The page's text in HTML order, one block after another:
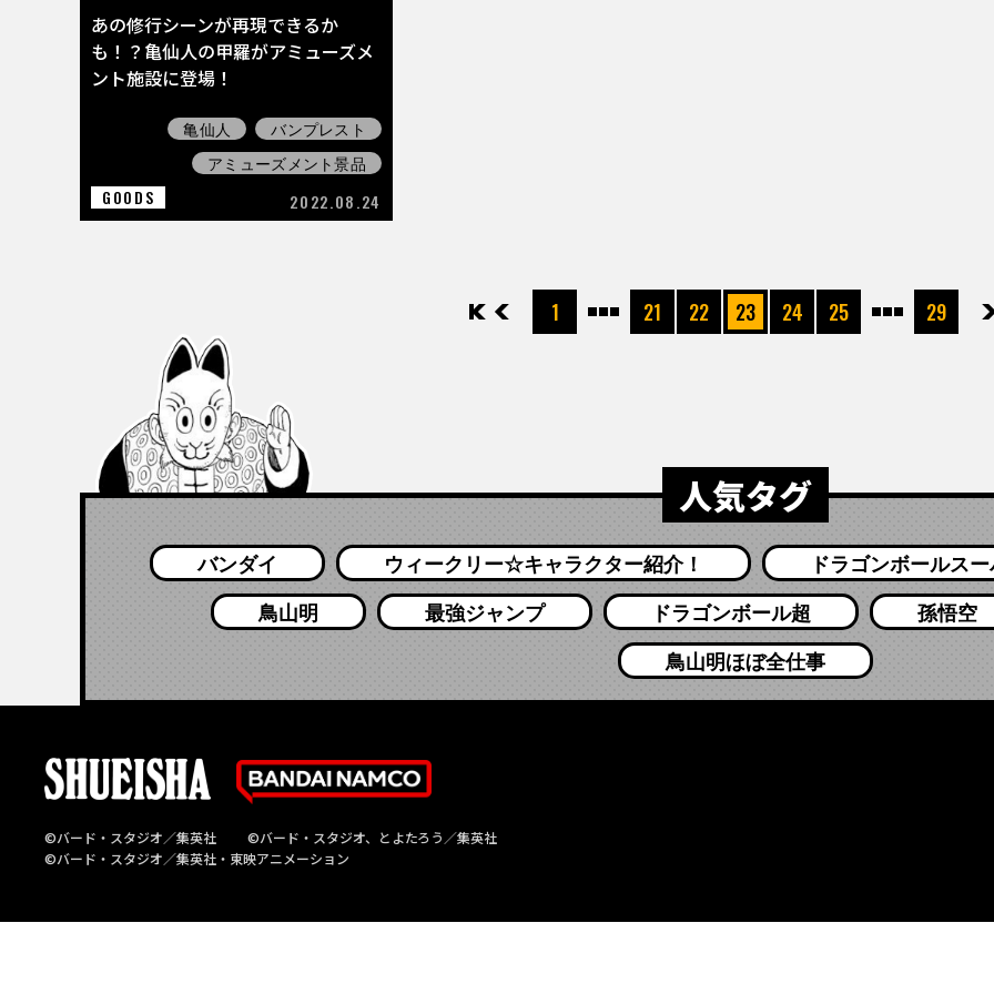
あの修行シーンが再現できるか
も！？亀仙人の甲羅がアミューズメ
ント施設に登場！
亀仙人
バンプレスト
アミューズメント景品
GOODS
2022.08.24
先頭 1 21 22 23 24 25 29次へ
人気タグ
バンダイ ウィークリー☆キャラクター紹介！
ドラゴンボールス
鳥山明
最強ジャンプ ドラゴンボール超
孫悟空
鳥山明ほぼ全仕事
©バード・スタジオ／集英社
©バード・スタジオ、とよたろう／集英社
©バード・スタジオ／集英社・東映アニメーション